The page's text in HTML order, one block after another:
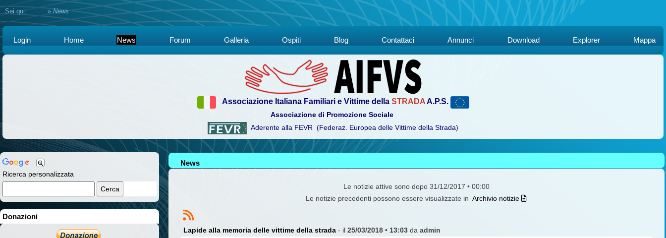
Sei qui:Home »News
Login Home News Forum Galleria Ospiti Blog Contattaci Annunci Download Explorer Mappa
Associazione Italiana Familiari e Vittime della STRADAA.P.S.
Associazione di Promozione Sociale
Aderente alla FEVR (Federaz. Europea delle Vittime della Strada)
Ricerca personalizzata
Donazioni
News
Le notizie attive sono dopo 31/12/2017 • 00:00
Le notizie precedenti possono essere visualizzate in Archivio notizie
Lapide alla memoria delle vittime della strada - il 25/03/2018 • 13:03da admin